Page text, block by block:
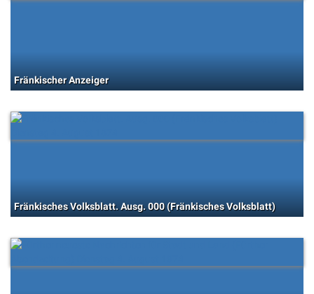
Fränkischer Anzeiger
Fränkisches Volksblatt. Ausg. 000 (Fränkisches Volksblatt)